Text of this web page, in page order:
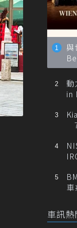
與
也
動
in
車
車訊熱